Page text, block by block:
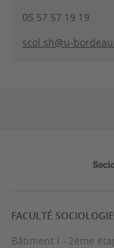
05 57 57 19 19
scol.sh@u-
FACULTÉ SOCIOLOGIE
Bâtiment I - 2ème